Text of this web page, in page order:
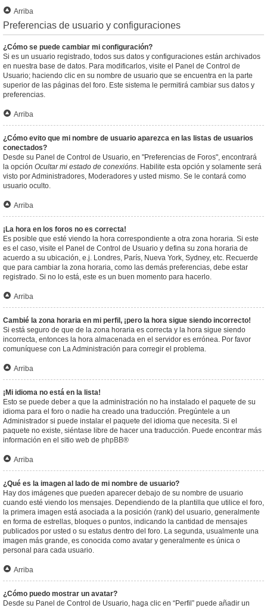
Arriba
Preferencias de usuario y configuraciones
¿Cómo se puede cambiar mi configuración?
Si es un usuario registrado, todos sus datos y configuraciones están archivados
en nuestra base de datos. Para modificarlos, visite el Panel de Control de
Usuario; haciendo clic en su nombre de usuario que se encuentra en la parte
superior de las páginas del foro. Este sistema le permitirá cambiar sus datos y
preferencias.
Arriba
¿Cómo evito que mi nombre de usuario aparezca en las listas de usuarios
conectados?
Desde su Panel de Control de Usuario, en "Preferencias de Foros", encontrará
la opción Ocultar mi estado de conexións. Habilite esta opción y solamente será
visto por Administradores, Moderadores y usted mismo. Se le contará como
usuario oculto.
Arriba
¡La hora en los foros no es correcta!
Es posible que esté viendo la hora correspondiente a otra zona horaria. Si este
es el caso, visite el Panel de Control de Usuario y defina su zona horaria de
acuerdo a su ubicación, e.j. Londres, París, Nueva York, Sydney, etc. Recuerde
que para cambiar la zona horaria, como las demás preferencias, debe estar
registrado. Si no lo está, este es un buen momento para hacerlo.
Arriba
Cambié la zona horaria en mi perfil, ¡pero la hora sigue siendo incorrecto!
Si está seguro de que de la zona horaria es correcta y la hora sigue siendo
incorrecta, entonces la hora almacenada en el servidor es errónea. Por favor
comuníquese con La Administración para corregir el problema.
Arriba
¡Mi idioma no está en la lista!
Esto se puede deber a que la administración no ha instalado el paquete de su
idioma para el foro o nadie ha creado una traducción. Pregúntele a un
Administrador si puede instalar el paquete del idioma que necesita. Si el
paquete no existe, siéntase libre de hacer una traducción. Puede encontrar más
información en el sitio web de phpBB®
Arriba
¿Qué es la imagen al lado de mi nombre de usuario?
Hay dos imágenes que pueden aparecer debajo de su nombre de usuario
cuando esté viendo los mensajes. Dependiendo de la plantilla que utilice el foro,
la primera imagen está asociada a la posición (rank) del usuario, generalmente
en forma de estrellas, bloques o puntos, indicando la cantidad de mensajes
publicados por usted o su estatus dentro del foro. La segunda, usualmente una
imagen más grande, es conocida como avatar y generalmente es única o
personal para cada usuario.
Arriba
¿Cómo puedo mostrar un avatar?
Desde su Panel de Control de Usuario, haga clic en “Perfil” puede añadir un